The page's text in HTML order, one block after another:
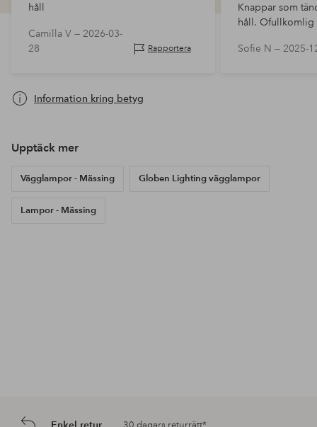
håll
Camilla V — 2026-03-
28
Rapportera
Knappar som
håll. Ofullkomlig
lamporna så
Sofie N — 2025-
Information kring betyg
Upptäck mer
Vägglampor - Mässing Globen Lighting vägglampor
Lampor - Mässing
30 dagars returrätt*